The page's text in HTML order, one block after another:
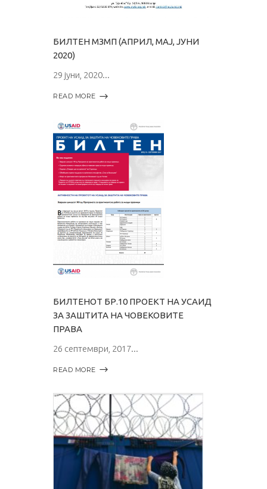
БИЛТЕН МЗМП (АПРИЛ, МАЈ, ЈУНИ
2020)
29 јуни, 2020
READ MORE
БИЛТЕНОТ БР.10 ПРОЕКТ НА УСАИД
ЗА ЗАШТИТА НА ЧОВЕКОВИТЕ
ПРАВА
26 септември, 2017
READ MORE